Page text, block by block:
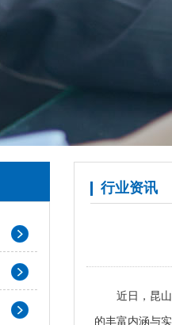
走进弘泰>> 更多产品
行业资讯
行业资讯
近日，昆
的丰富内涵与